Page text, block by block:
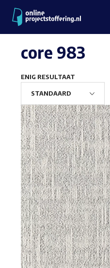
core 983
ENIG RESULTAAT